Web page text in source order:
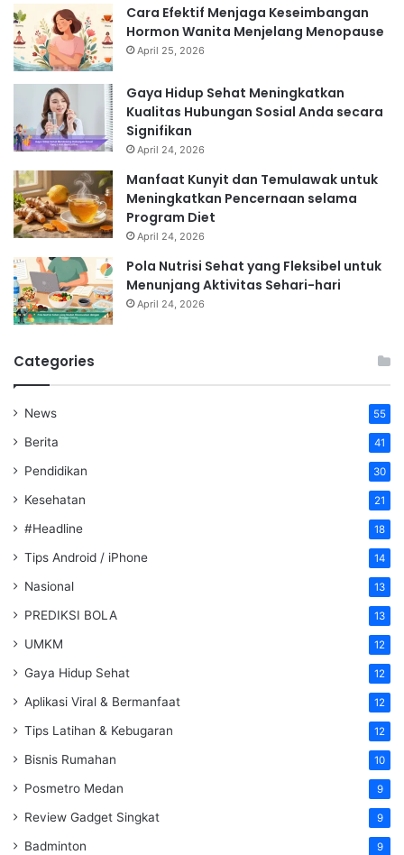
Cara Efektif Menjaga Keseimbangan
Hormon Wanita Menjelang Menopause
April 25, 2026
Gaya Hidup Sehat Meningkatkan
Kualitas Hubungan Sosial Anda secara
Signifikan
April 24, 2026
Manfaat Kunyit dan Temulawak untuk
Meningkatkan Pencernaan selama
Program Diet
April 24, 2026
Pola Nutrisi Sehat yang Fleksibel untuk
Menunjang Aktivitas Sehari-hari
April 24, 2026
Categories
News 55
Berita 41
Pendidikan 30
Kesehatan 21
#Headline 18
Tips Android / iPhone 14
Nasional 13
PREDIKSI BOLA 13
UMKM 12
Gaya Hidup Sehat 12
Aplikasi Viral & Bermanfaat 12
Tips Latihan & Kebugaran 12
Bisnis Rumahan 10
Posmetro Medan 9
Review Gadget Singkat 9
Badminton 9